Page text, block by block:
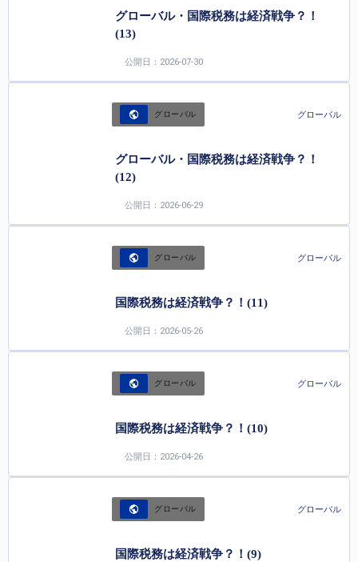
グローバル・国際税務は経済戦争？！
(13)
公開日：2026-07-30
グローバル グローバル
グローバル・国際税務は経済戦争？！
(12)
公開日：2026-06-29
グローバル グローバル
国際税務は経済戦争？！(11)
公開日：2026-05-26
グローバル グローバル
国際税務は経済戦争？！(10)
公開日：2026-04-26
グローバル グローバル
国際税務は経済戦争？！(9)